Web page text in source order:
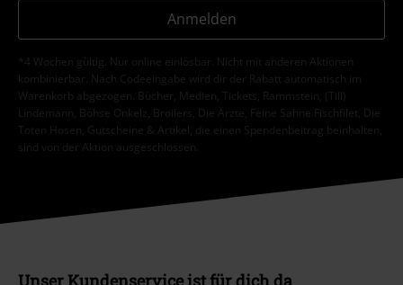
Anmelden
*4 Wochen gültig. Nur online einlösbar. Nicht mit anderen Aktionen
kombinierbar. Nach Codeeingabe wird dir der Rabatt automatisch im
Warenkorb abgezogen. Bücher, Medien, Tickets, Rammstein, (Till)
Lindemann, Böhse Onkelz, Broilers, Die Ärzte, Feine Sahne Fischfilet, Die
Toten Hosen, Gutscheine & Artikel, die einen Spendenbeitrag beinhalten,
sind von der Aktion ausgeschlossen.
Unser Kundenservice ist für dich da